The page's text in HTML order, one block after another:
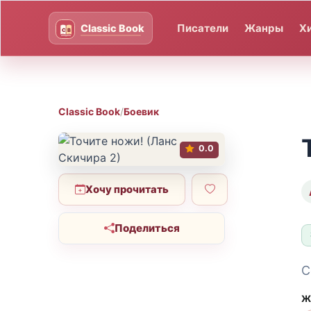
Писатели Жанры
Classic Book/Боевик
0.0
Хочу прочитать
Поделиться